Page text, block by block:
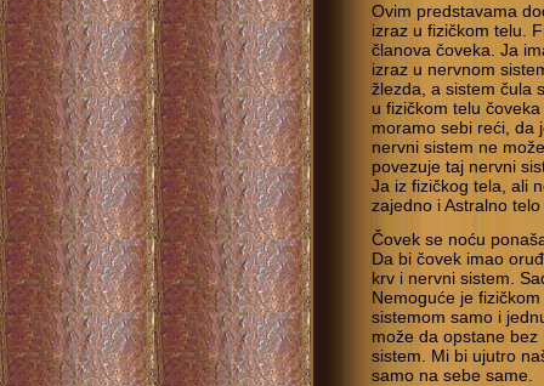
Ovim predstavama
izraz u fizičkom telu.
članova čoveka. Ja
izraz u nervnom
žlezda, a sistem čula
u fizičkom telu
moramo sebi reći, da
nervni sistem ne
povezuje taj nervni
Ja iz fizičkog tela, ali
zajedno i Astralno
Čovek se noću
Da bi čovek imao
krv i nervni sistem.
Nemoguće je
sistemom samo i
može da opstane
sistem. Mi bi ujutro
samo na sebe same.